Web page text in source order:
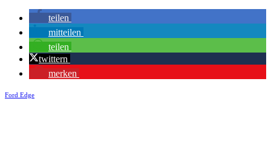
teilen
mitteilen
teilen
twittern
merken
Ford Edge